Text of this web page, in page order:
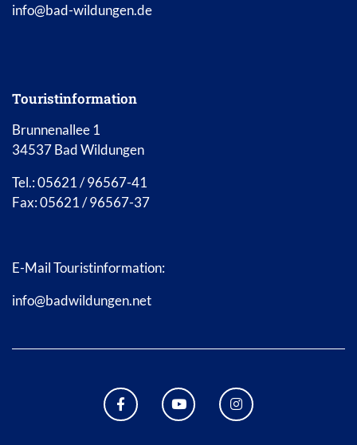
info@bad-wildungen.de
Touristinformation
Brunnenallee 1
34537 Bad Wildungen
Tel.: 05621 / 96567-41
Fax: 05621 / 96567-37
E-Mail Touristinformation:
info@badwildungen.net
FACEBOOK BAD WILDUNGEN
YOUTUBE KANAL STADT
INSTAGRAM